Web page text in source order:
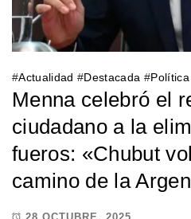
#Actualidad #Destacada #Política
Menna celebró el
ciudadano a la
fueros: «Chubut
camino de la